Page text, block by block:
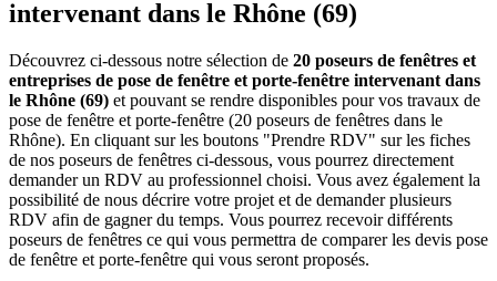
intervenant dans le Rhône (69)
Découvrez ci-dessous notre sélection de 20 poseurs de fenêtres et
entreprises de pose de fenêtre et porte-fenêtre intervenant dans
le Rhône (69) et pouvant se rendre disponibles pour vos travaux de
pose de fenêtre et porte-fenêtre (20 poseurs de fenêtres dans le
Rhône). En cliquant sur les boutons "Prendre RDV" sur les fiches
de nos poseurs de fenêtres ci-dessous, vous pourrez directement
demander un RDV au professionnel choisi. Vous avez également la
possibilité de nous décrire votre projet et de demander plusieurs
RDV afin de gagner du temps. Vous pourrez recevoir différents
poseurs de fenêtres ce qui vous permettra de comparer les devis pose
de fenêtre et porte-fenêtre qui vous seront proposés.